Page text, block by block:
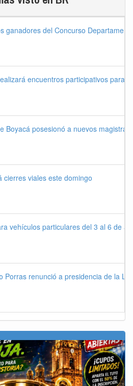
ganadores del Concurso
encuentros participativos para
Boyacá posesionó a nuevos
cierres viales este domingo
vehículos particulares del 3 al 6 de
Porras renunció a presidencia de la
Next